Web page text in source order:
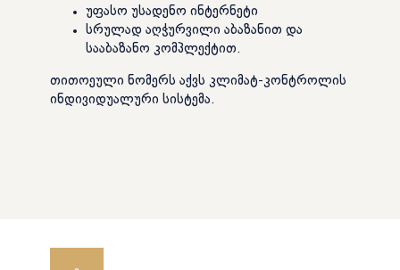
უფასო უსადენო ინტერნეტი
სრულად აღჭურვილი აბაზანით და
სააბაზანო კომპლექტით.
თითოეული ნომერს აქვს კლიმატ-კონტროლის
ინდივიდუალური სისტემა.